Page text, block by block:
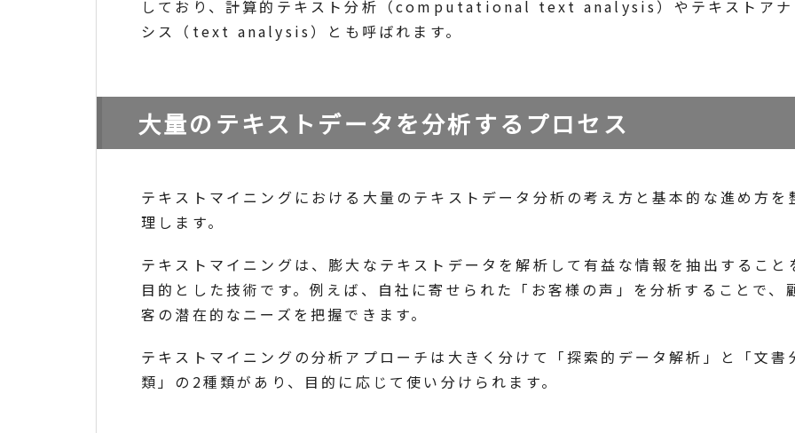
しており、計算的テキスト分析（computational text analysis）やテキストアナ
シス（text analysis）とも呼ばれます。
大量のテキストデータを分析するプロセス
テキストマイニングにおける大量のテキストデータ分析の考え方と基本的な進め方を
理します。
テキストマイニングは、膨大なテキストデータを解析して有益な情報を抽出すること
目的とした技術です。例えば、自社に寄せられた「お客様の声」を分析することで、
客の潜在的なニーズを把握できます。
テキストマイニングの分析アプローチは大きく分けて「探索的データ解析」と「文書
類」の2種類があり、目的に応じて使い分けられます。